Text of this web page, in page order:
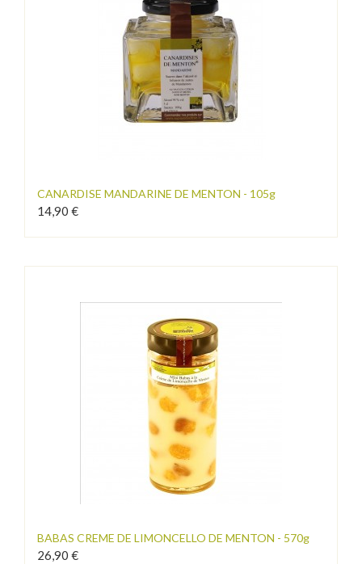
CANARDISE MANDARINE DE MENTON - 105g
14,90 €
BABAS CREME DE LIMONCELLO DE MENTON - 570g
26,90 €